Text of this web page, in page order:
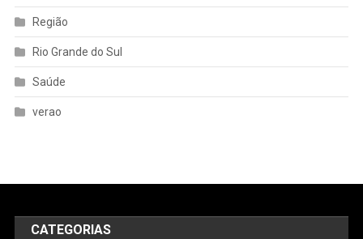
Região
Rio Grande do Sul
Saúde
verao
CATEGORIAS